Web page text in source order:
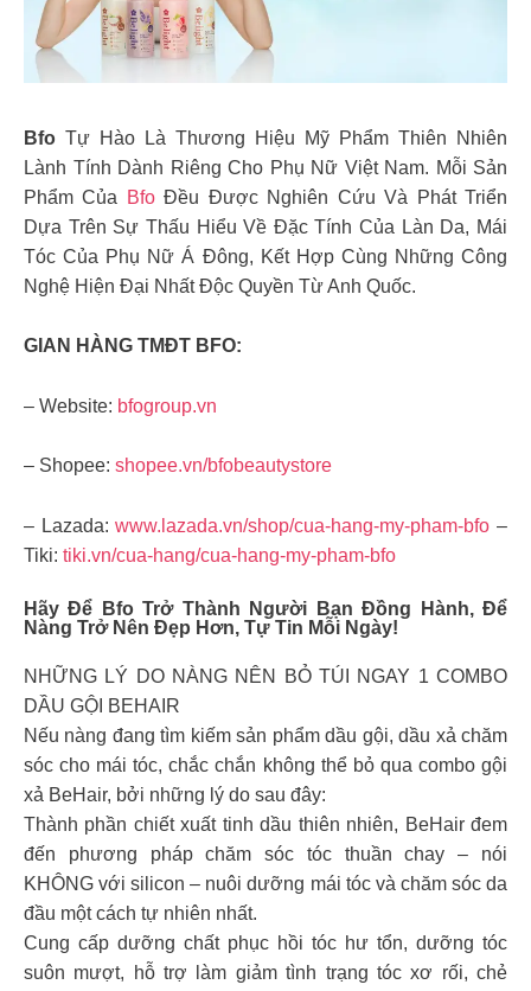
Bfo Tự Hào Là Thương Hiệu Mỹ Phẩm Thiên Nhiên
Lành Tính Dành Riêng Cho Phụ Nữ Việt Nam. Mỗi Sản
Phẩm Của
BfoĐều Được Nghiên Cứu Và Phát Triển
Dựa Trên Sự Thấu Hiểu Về Đặc Tính Của Làn Da, Mái
Tóc Của Phụ Nữ Á Đông, Kết Hợp Cùng Những Công
Nghệ Hiện Đại Nhất Độc Quyền Từ Anh Quốc.
GIAN HÀNG TMĐT BFO:
– Website: bfogroup.vn
– Shopee: shopee.vn/bfobeautystore
– Lazada:www.lazada.vn/shop/cua-hang-my-pham-bfo –
Tiki: tiki.vn/cua-hang/cua-hang-my-pham-bfo
Hãy Để Bfo Trở Thành Người Bạn Đồng Hành, Để
Nàng Trở Nên Đẹp Hơn, Tự Tin Mỗi Ngày!
NHỮNG LÝ DO NÀNG NÊN BỎ TÚI NGAY 1 COMBO
DẦU GỘI BEHAIR
Nếu nàng đang tìm kiếm sản phẩm dầu gội, dầu xả chăm
sóc cho mái tóc, chắc chắn không thể bỏ qua combo gội
xả BeHair, bởi những lý do sau đây:
Thành phần chiết xuất tinh dầu thiên nhiên, BeHair đem
đến phương pháp chăm sóc tóc thuần chay – nói
KHÔNG với silicon – nuôi dưỡng mái tóc và chăm sóc da
đầu một cách tự nhiên nhất.
Cung cấp dưỡng chất phục hồi tóc hư tổn, dưỡng tóc
suôn mượt, hỗ trợ làm giảm tình trạng tóc xơ rối, chẻ